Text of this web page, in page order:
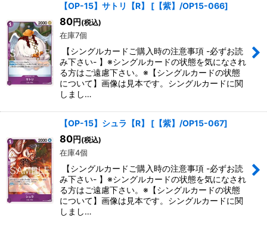
【OP-15】サトリ【R】 [ 【紫】/OP15-066]
80円 (税込)
在庫7個
【シングルカードご購入時の注意事項 -必ずお読
み下さい- 】※シングルカードの状態を気になされ
る方はご遠慮下さい。※【シングルカードの状態
について】画像は見本です。シングルカードに関
しまし…
【OP-15】シュラ【R】 [ 【紫】/OP15-067]
80円 (税込)
在庫4個
【シングルカードご購入時の注意事項 -必ずお読
み下さい- 】※シングルカードの状態を気になされ
る方はご遠慮下さい。※【シングルカードの状態
について】画像は見本です。シングルカードに関
しまし…